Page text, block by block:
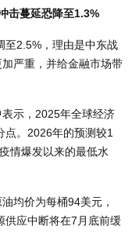
击蔓延恐降至1.3%
至2.5%，理由是中东战
严重，并给金融市场带
示，2025年全球经济
点。2026年的预测较1
情爆发以来的最低水
均价为每桶94美元，
供应中断将在7月底前缓